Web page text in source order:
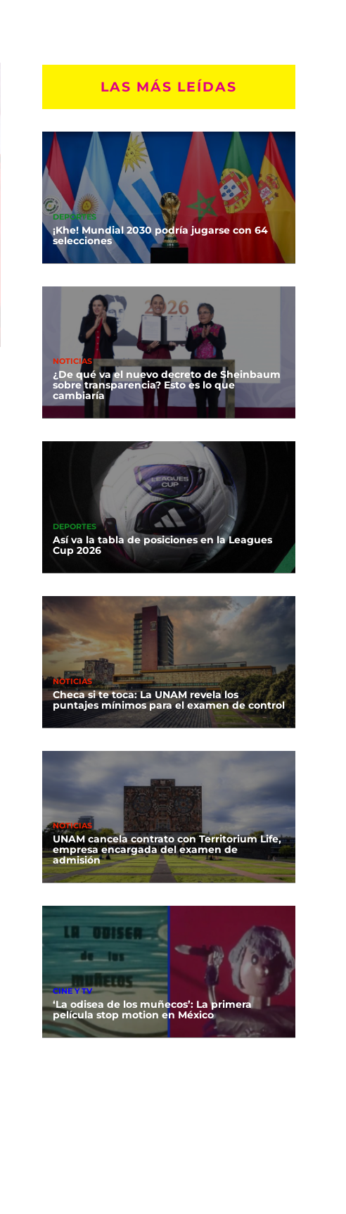
LAS MÁS LEÍDAS
DEPORTES
¡Khe! Mundial 2030 podría jugarse con 64
selecciones
NOTICIAS
¿De qué va el nuevo decreto de Sheinbaum
sobre transparencia? Esto es lo que
cambiaría
DEPORTES
Así va la tabla de posiciones en la Leagues
Cup 2026
NOTICIAS
Checa si te toca: La UNAM revela los
puntajes mínimos para el examen de control
NOTICIAS
UNAM cancela contrato con Territorium Life,
empresa encargada del examen de
admisión
CINE Y TV
‘La odisea de los muñecos’: La primera
película stop motion en México